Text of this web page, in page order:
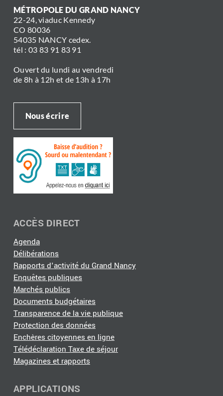
MÉTROPOLE DU GRAND NANCY
22-24, viaduc Kennedy
CO 80036
54035 NANCY cedex.
tél : 03 83 91 83 91
Ouvert du lundi au vendredi
de 8h à 12h et de 13h à 17h
Nous écrire
ACCÈS DIRECT
Agenda
Délibérations
Rapports d'activité du Grand Nancy
Enquêtes publiques
Marchés publics
Documents budgétaires
Transparence de la vie publique
Protection des données
Enchères citoyennes en ligne
Télédéclaration Taxe de séjour
Magazines et rapports
APPLICATIONS